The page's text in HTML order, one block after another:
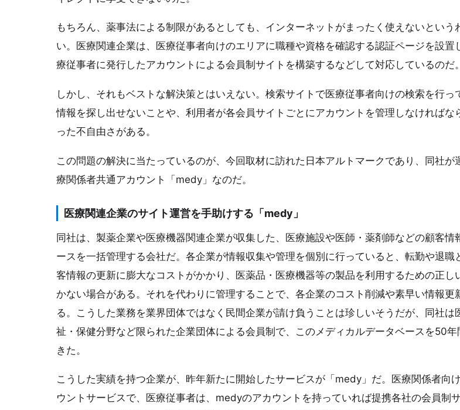
もちろん、薬事法による制限があるとしても、インターネットがまったく使えないという
い。医療関連企業は、医療従事者向けのエリアに職種や資格を確認する認証ページを設置
療従事者に発行したアカウントによる会員制サイトを構築するなどして対応しているのだ。
しかし、それもベストな解決策とはいえない。検索サイトで医療従事者向けの検索を行っ
情報を探し出せないことや、利用者が各会員サイトごとにアカウントを管理しなければな
った不自由さがある。
この問題の解決に当たっているのが、今回取材に訪れた日本アルトマークであり、同社が
療関係者共通アカウント「medy」なのだ。
医療関連企業のサイト運営を手助けする「medy」
同社は、製薬企業や医療機器関連企業が収集した、医療施設や医師・薬剤師などの顧客情
ースを一括管理する会社だ。各企業が情報収集や管理を個別に行っていると、転勤や退職
客情報の更新に膨大なコストがかかり、医薬品・医療機器等の製品を利用するための正し
かない場合がある。それを代わりに管理することで、各企業のコスト削減や素早い情報更
る。こうした業務を業界団体ではなく民間企業が請け負うことは珍しいそうだが、同社は
祉・保健分野など限られた企業団体による会員制で、このメディカルデータベースを50年
きた。
こうした実績を持つ企業が、昨年新たに開始したサービスが「medy」だ。医療関係者向
ウントサービスで、医療従事者は、medyのアカウントを持っていれば提携各社の会員制